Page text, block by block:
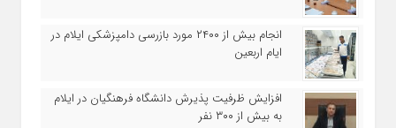
انجام بیش از ۲۴۰۰ مورد بازرسی دامپزشکی ایلام در
ایام اربعین
افزایش ظرفیت پذیرش دانشگاه فرهنگیان در ایلام
به بیش از ۳۰۰ نفر